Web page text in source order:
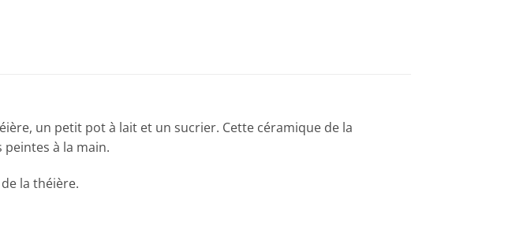
un petit pot à lait et un sucrier. Cette céramique de la
à la main.
la théière.